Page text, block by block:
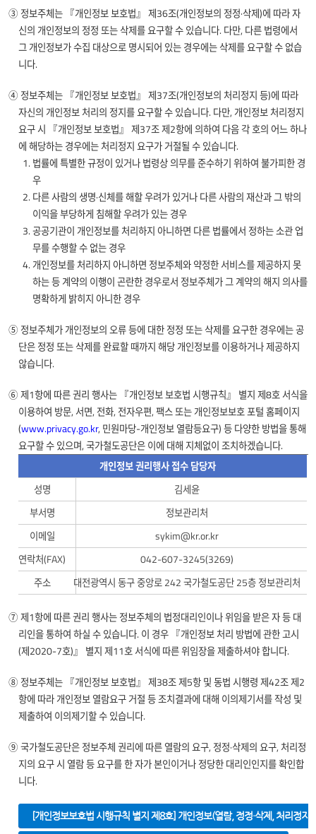
③ 정보주체는 『개인정보 보호법』 제36조(개인정보의 정정·삭제)에 따라 자
신의 개인정보의 정정 또는 삭제를 요구할 수 있습니다. 다만, 다른 법령에서
그 개인정보가 수집 대상으로 명시되어 있는 경우에는 삭제를 요구할 수 없습
니다.
④ 정보주체는 『개인정보 보호법』 제37조(개인정보의 처리정지 등)에 따라
자신의 개인정보 처리의 정지를 요구할 수 있습니다. 다만, 개인정보 처리정지
요구 시 『개인정보 보호법』 제37조 제2항에 의하여 다음 각 호의 어느 하나
에 해당하는 경우에는 처리정지 요구가 거절될 수 있습니다.
1. 법률에 특별한 규정이 있거나 법령상 의무를 준수하기 위하여 불가피한 경
우
2. 다른 사람의 생명·신체를 해할 우려가 있거나 다른 사람의 재산과 그 밖의
이익을 부당하게 침해할 우려가 있는 경우
3. 공공기관이 개인정보를 처리하지 아니하면 다른 법률에서 정하는 소관 업
무를 수행할 수 없는 경우
4. 개인정보를 처리하지 아니하면 정보주체와 약정한 서비스를 제공하지 못
하는 등 계약의 이행이 곤란한 경우로서 정보주체가 그 계약의 해지 의사를
명확하게 밝히지 아니한 경우
⑤ 정보주체가 개인정보의 오류 등에 대한 정정 또는 삭제를 요구한 경우에는 공
단은 정정 또는 삭제를 완료할 때까지 해당 개인정보를 이용하거나 제공하지
않습니다.
⑥ 제1항에 따른 권리 행사는 『개인정보 보호법 시행규칙』 별지 제8호 서식을
이용하여 방문, 서면, 전화, 전자우편, 팩스 또는 개인정보보호 포털 홈페이지
(www.privacy.go.kr, 민원마당-개인정보 열람등요구) 등 다양한 방법을 통해
요구할 수 있으며, 국가철도공단은 이에 대해 지체없이 조치하겠습니다.
개인정보
권리행사
접수
담당자에
대한
정보를
제공합니다.
개인정보 권리행사 접수 담당자
성명
김세윤
부서명
정보관리처
이메일
sykim@kr.or.kr
연락처(FAX)
042-607-3245(3269)
주소
대전광역시 동구 중앙로 242 국가철도공단 25층 정보관리처
⑦ 제1항에 따른 권리 행사는 정보주체의 법정대리인이나 위임을 받은 자 등 대
리인을 통하여 하실 수 있습니다. 이 경우 『개인정보 처리 방법에 관한 고시
(제2020-7호)』 별지 제11호 서식에 따른 위임장을 제출하셔야 합니다.
⑧ 정보주체는 『개인정보 보호법』 제38조 제5항 및 동법 시행령 제42조 제2
항에 따라 개인정보 열람요구 거절 등 조치결과에 대해 이의제기서를 작성 및
제출하여 이의제기할 수 있습니다.
⑨ 국가철도공단은 정보주체 권리에 따른 열람의 요구, 정정·삭제의 요구, 처리정
지의 요구 시 열람 등 요구를 한 자가 본인이거나 정당한 대리인인지를 확인합
니다.
[개인정보보호법 시행규칙 별지 제8호] 개인정보(열람, 정정·삭제, 처리정지